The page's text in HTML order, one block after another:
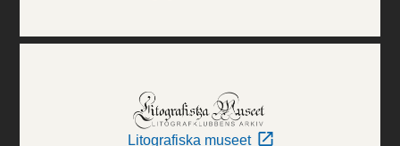
Litografiska museet